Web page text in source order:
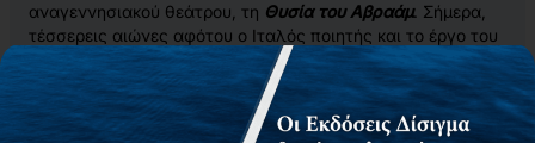
αναγεννησιακού θεάτρου, τη Θυσία του Αβραάμ. Σήμερα,
τέσσερεις αιώνες αφότου ο Ιταλός ποιητής και το έργο του
λησμονήθηκαν παντελώς από τη σύγχρονη κριτική, σε
σημείο που να μην υπάρχει ούτε μία πρόσφατη έκδοση του
Isaac
(ούτε καν στην Ιταλική γλώσσα), ομάδα φοιτητών του
προχωρημένου τμήματος του μαθήματος Ιταλική Γλώσσα